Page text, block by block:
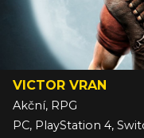
VICTOR VRAN
Akční, RPG
PC, PlayStation 4,